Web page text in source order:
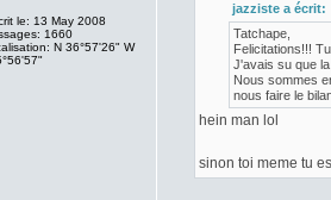
le: 13 May 2008
1660
N 36°57'26" W
jazziste aécrit:
Tatchape,
Felicitations!!!
J'avais su que la
Nous sommes
nous faire le
hein man lol
sinon toi meme tu